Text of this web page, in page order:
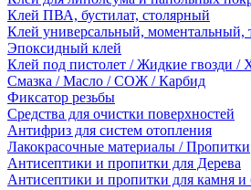
Клей ПВА, бустилат, столярный
Клей универсальный, моментальный,
Эпоксидный клей
Клей под пистолет / Жидкие гвозди /
Смазка / Масло / СОЖ / Карбид
Фиксатор резьбы
Средства для очистки поверхностей
Антифриз для систем отопления
Лакокрасочные материалы / Пропитки
Антисептики и пропитки для Дерева
Антисептики и пропитки для камня и